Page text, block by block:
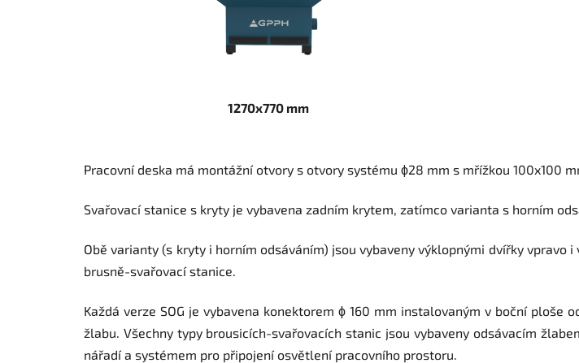
1270x770 mm
Pracovní deska má montážní otvory s otvory systému ϕ28 mm s mřížkou 100x100
Svařovací stanice s kryty je vybavena zadním krytem, zatímco varianta s horním
Obě varianty (s kryty i horním odsáváním) jsou vybaveny výklopnými dvířky
brusně-svařovací stanice.
Každá verze SOG je vybavena konektorem ϕ 160 mm instalovaným v boční
žlabu. Všechny typy brousicích-svařovacích stanic jsou vybaveny odsávacím
nářadí a systémem pro připojení osvětlení pracovního prostoru.